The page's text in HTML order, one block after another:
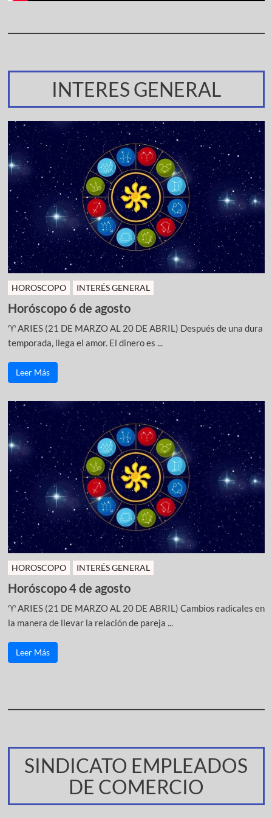
INTERES GENERAL
HOROSCOPO INTERÉS GENERAL
Horóscopo 6 de agosto
♈ ARIES (21 DE MARZO AL 20 DE ABRIL) Después de una dura
temporada, llega el amor. El dinero es ...
Leer Más
HOROSCOPO INTERÉS GENERAL
Horóscopo 4 de agosto
♈ ARIES (21 DE MARZO AL 20 DE ABRIL) Cambios radicales en
la manera de llevar la relación de pareja ...
Leer Más
SINDICATO EMPLEADOS
DE COMERCIO